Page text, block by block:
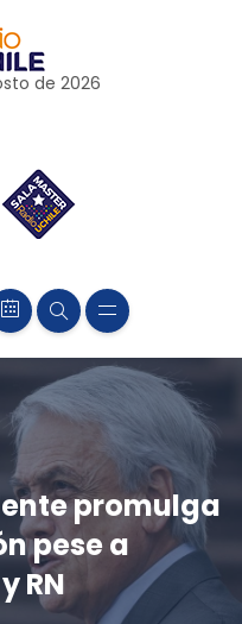
de 2026
promulga
pese a
RN